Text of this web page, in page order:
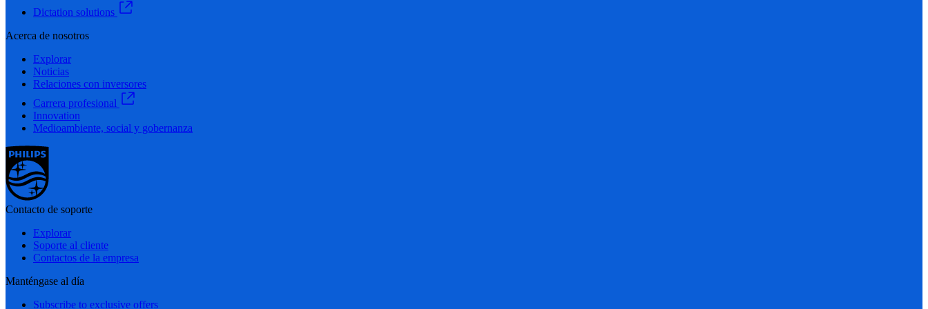
Dictation solutions
Acerca de nosotros
Explorar
Noticias
Relaciones con inversores
Carrera profesional
Innovation
Medioambiente, social y gobernanza
Contacto de soporte
Explorar
Soporte al cliente
Contactos de la empresa
Manténgase al día
Subscribe to exclusive offers